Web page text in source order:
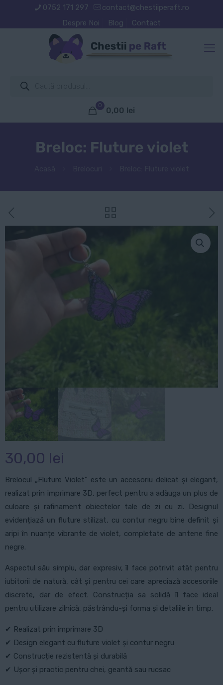
0752 171 297
contact@chestiiperaft.ro
Despre Noi
Blog Contact
search
0
0,00 lei
Breloc: Fluture violet
30,00 lei
Brelocul „Fluture Violet” este un accesoriu delicat și elegant,
realizat prin imprimare 3D, perfect pentru a adăuga un plus de
culoare și rafinament obiectelor tale de zi cu zi. Designul
evidențiază un fluture stilizat, cu contur negru bine definit și
aripi în nuanțe vibrante de violet, completate de antene fine
negre.
Aspectul său simplu, dar expresiv, îl face potrivit atât pentru
iubitorii de natură, cât și pentru cei care apreciază accesoriile
discrete, dar de efect. Construcția sa solidă îl face ideal
pentru utilizare zilnică, păstrându-și forma și detaliile în timp.
✔ Realizat prin imprimare 3D
✔ Design elegant cu fluture violet și contur negru
✔ Construcție rezistentă și durabilă
✔ Ușor și practic pentru chei, geantă sau rucsac